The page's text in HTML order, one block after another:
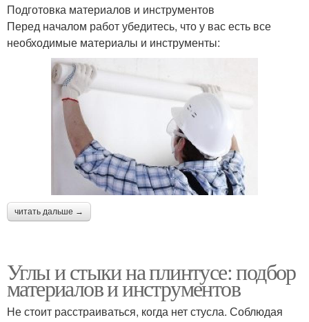
Подготовка материалов и инструментов
Перед началом работ убедитесь, что у вас есть все
необходимые материалы и инструменты:
читать дальше →
Углы и стыки на плинтусе: подбор
материалов и инструментов
Не стоит расстраиваться, когда нет стусла. Соблюдая